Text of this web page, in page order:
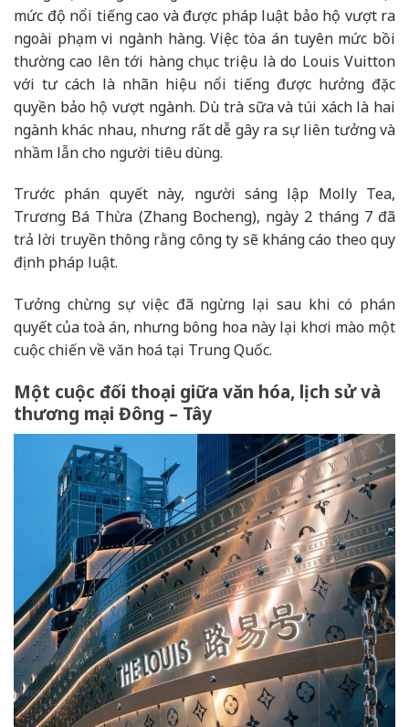
mức độ nổi tiếng cao và được pháp luật bảo hộ vượt ra
ngoài phạm vi ngành hàng. Việc tòa án tuyên mức bồi
thường cao lên tới hàng chục triệu là do Louis Vuitton
với tư cách là nhãn hiệu nổi tiếng được hưởng đặc
quyền bảo hộ vượt ngành. Dù trà sữa và túi xách là hai
ngành khác nhau, nhưng rất dễ gây ra sự liên tưởng và
nhầm lẫn cho người tiêu dùng.
Trước phán quyết này, người sáng lập Molly Tea,
Trương Bá Thừa (Zhang Bocheng), ngày 2 tháng 7 đã
trả lời truyền thông rằng công ty sẽ kháng cáo theo quy
định pháp luật.
Tưởng chừng sự việc đã ngừng lại sau khi có phán
quyết của toà án, nhưng bông hoa này lại khơi mào một
cuộc chiến về văn hoá tại Trung Quốc.
Một cuộc đối thoại giữa văn hóa, lịch sử và
thương mại Đông – Tây